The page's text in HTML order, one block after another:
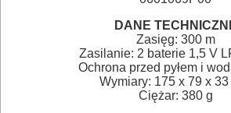
TRANSPORTOWANIE
POMIAROWE
DANE
Zasięg: 300 m
Zasilanie: 2 baterie 1,5 V
Ochrona przed pyłem i
Wymiary: 175 x 79 x 33
Ciężar: 380 g